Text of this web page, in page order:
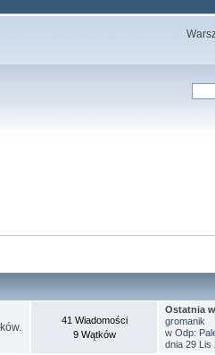
41 Wiadomości
9 Wątków
Ostatnia
gromanik
wOdp:
dnia 29 Lis